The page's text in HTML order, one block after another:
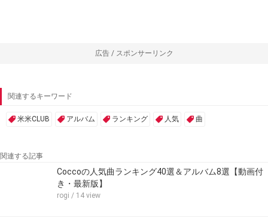
広告 / スポンサーリンク
関連するキーワード
米米CLUB アルバム ランキング 人気 曲
関連する記事
Coccoの人気曲ランキング40選＆アルバム8選【動画付
き・最新版】
rogi / 14 view